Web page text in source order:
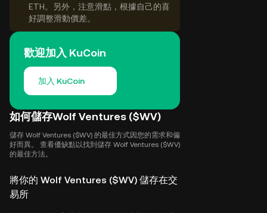
ETH。另外，注意滑點，根據自己的喜
好調整滑動價差。
歡迎加入 KuCoin
加入 KuCoin
如何儲存Wolf Ventures ($WV)
儲存 Wolf Ventures ($WV) 的最佳方式因您的需求和偏
好而異。 查看優缺點以找到儲存 Wolf Ventures ($WV)
的最佳方法。
將你的 Wolf Ventures ($WV) 儲存在交
易所